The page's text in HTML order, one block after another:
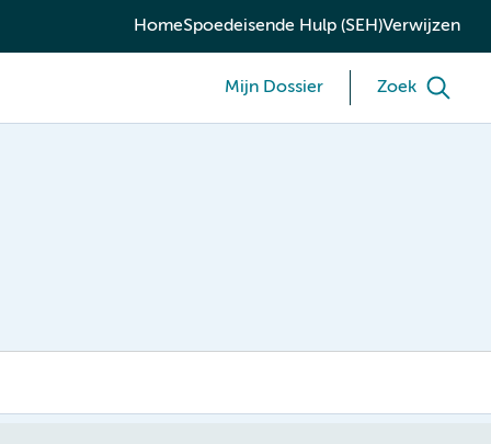
HomeSpoedeisende Hulp (SEH)Verwijzen
Mijn Dossier Zoek